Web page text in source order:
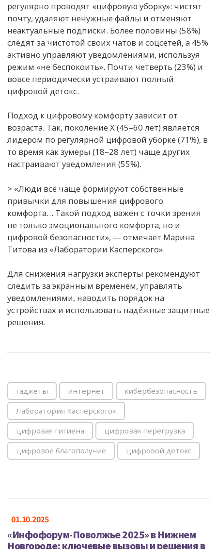
регулярно проводят «цифровую уборку»: чистят
почту, удаляют ненужные файлы и отменяют
неактуальные подписки. Более половины (58%)
следят за чистотой своих чатов и соцсетей, а 45%
активно управляют уведомлениями, используя
режим «не беспокоить». Почти четверть (23%) и
вовсе периодически устраивают полный
цифровой детокс.
Подход к цифровому комфорту зависит от
возраста. Так, поколение X (45–60 лет) является
лидером по регулярной цифровой уборке (71%), в
то время как зумеры (18–28 лет) чаще других
настраивают уведомления (55%).
> «Люди всё чаще формируют собственные
привычки для повышения цифрового
комфорта… Такой подход важен с точки зрения
не только эмоционального комфорта, но и
цифровой безопасности», — отмечает Марина
Титова из «Лаборатории Касперского».
Для снижения нагрузки эксперты рекомендуют
следить за экранным временем, управлять
уведомлениями, наводить порядок на
устройствах и использовать надёжные защитные
решения.
гаджеты интернет кибербезопасность
Лаборатория Касперского»
цифровая гигиена цифровая перегрузка
цифровое благополучие цифровой детокс
01.10.2025
«Инфофорум-Поволжье 2025» в Нижнем
Новгороде: ключевые вызовы и решения в